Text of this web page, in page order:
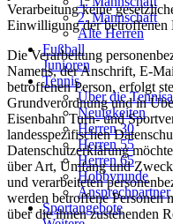
2. Mannschaft
Alte Herren
Fußball
Junioren
Tennis
Über die
Neuigkeiten
Herren 30
Herren 55
Herren 65
Hobbyrunde
Ansprechpartner
Sportangebote
Verarbeitung keine
Einwilligung der betroffenen
Die Verarbeitung
Namens, der Anschrift, E-
betroffenen Person, erfolgt
Grundverordnung und in
Eisenbahn Turn- und
landesspezifischen
Datenschutzerklärung
über Art, Umfang und
und verarbeiteten
werden betroffene Personen
über die ihnen zustehenden